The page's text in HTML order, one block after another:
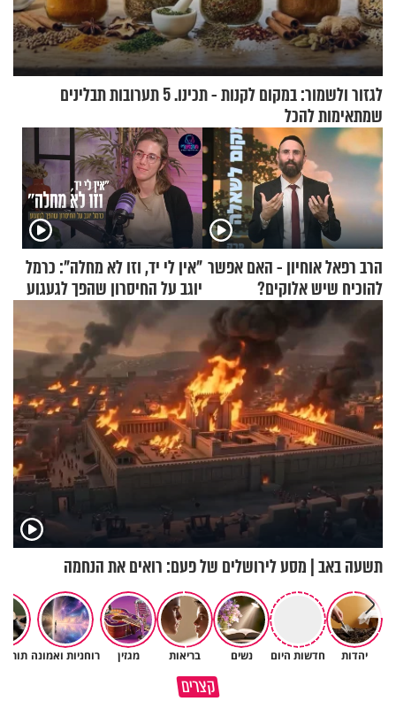
לגזור ולשמור: במקום לקנות - תכינו. 5 תערובות תבלינים
שמתאימות להכל
הרב רפאל אוחיון - האם אפשר
להוכיח שיש אלוקים?
"אין לי יד, וזו לא מחלה": כרמל
יוגב על החיסרון שהפך לגעגוע
תשעה באב | מסע לירושלים של פעם: רואים את הנחמה
יהדות חדשות היום נשים בריאות מגזין רוחניות ואמונה תורה
קצרים
סגולה בבוקר להסרת חששות
הדבר היחיד שהמדע עדיין לא